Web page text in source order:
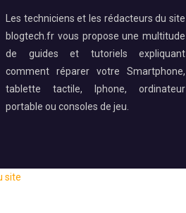
Les techniciens et les rédacteurs du site
blogtech.fr vous propose une multitude
de guides et tutoriels expliquant
comment réparer votre Smartphone,
tablette tactile, Iphone, ordinateur
portable ou consoles de jeu.
site